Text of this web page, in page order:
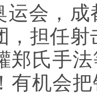
运会，
，担任
郑氏手
有机会